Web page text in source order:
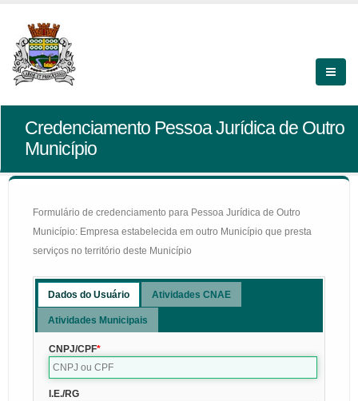
Credenciamento Pessoa Jurídica de Outro
Município
Formulário de credenciamento para Pessoa Jurídica de Outro
Município: Empresa estabelecida em outro Município que presta
serviços no território deste Município
Dados do Usuário Atividades CNAE
Atividades Municipais
CNPJ/CPF
I.E./RG